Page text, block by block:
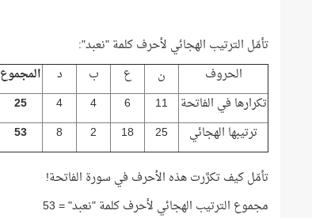
تأمّل الترتيب الهجائي لأحرف كلمة "نعبد":
الحروف
ن ع ب د
المجموع
تكرارها في الفاتحة
11
6
4
4
25
ترتيبها الهجائي
25
18
2
8
53
تأمّل كيف تكرَّرت هذه الأحرف في سورة الفاتحة!
مجموع الترتيب الهجائي لأحرف كلمة "نعبد" = 53